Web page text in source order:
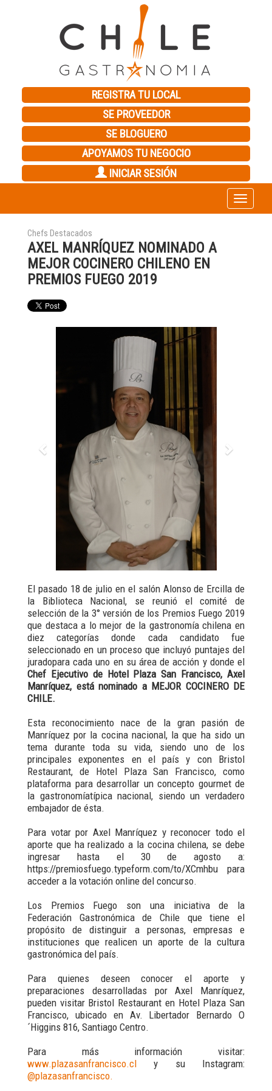
REGISTRA TU LOCAL
SE PROVEEDOR
SE BLOGUERO
APOYAMOS TU NEGOCIO
INICIAR SESIÓN
Toggle
navigation
Chefs Destacados
AXEL MANRÍQUEZ NOMINADO A
MEJOR COCINERO CHILENO EN
PREMIOS FUEGO 2019
El pasado 18 de julio en el salón Alonso de Ercilla de
la Biblioteca Nacional, se reunió el comité de
selección de la 3° versión de los Premios Fuego 2019
que destaca a lo mejor de la gastronomía chilena en
diez categorías donde cada candidato fue
seleccionado en un proceso que incluyó puntajes del
juradopara cada uno en su área de acción y donde el
Chef Ejecutivo de Hotel Plaza San Francisco, Axel
Manríquez, está nominado a MEJOR COCINERO DE
CHILE.
Esta reconocimiento nace de la gran pasión de
Manríquez por la cocina nacional, la que ha sido un
tema durante toda su vida, siendo uno de los
principales exponentes en el país y con Bristol
Restaurant, de Hotel Plaza San Francisco, como
plataforma para desarrollar un concepto gourmet de
la gastronomíatípica nacional, siendo un verdadero
embajador de ésta.
Para votar por Axel Manríquez y reconocer todo el
aporte que ha realizado a la cocina chilena, se debe
ingresar hasta el 30 de agosto a:
https://premiosfuego.typeform.com/to/XCmhbu para
acceder a la votación online del concurso.
Los Premios Fuego son una iniciativa de la
Federación Gastronómica de Chile que tiene el
propósito de distinguir a personas, empresas e
instituciones que realicen un aporte de la cultura
gastronómica del país.
Para quienes deseen conocer el aporte y
preparaciones desarrolladas por Axel Manríquez,
pueden visitar Bristol Restaurant en Hotel Plaza San
Francisco, ubicado en Av. Libertador Bernardo O
´Higgins 816, Santiago Centro.
Para más información visitar:
www.plazasanfrancisco.cl y su Instagram:
@plazasanfrancisco.